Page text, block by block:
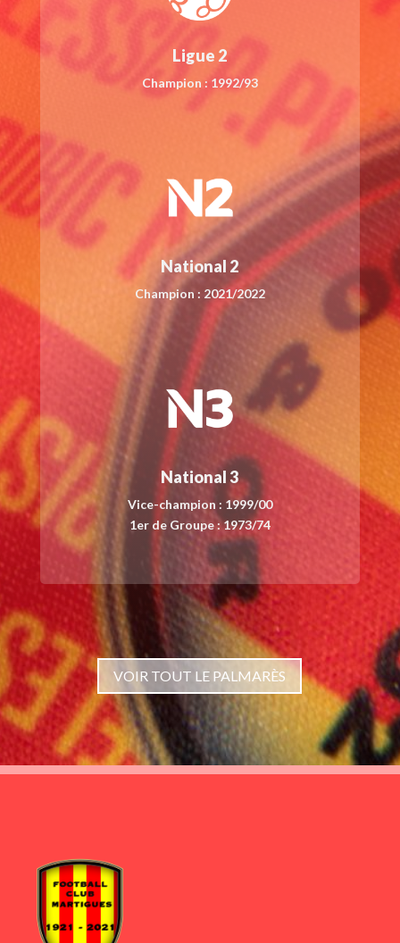
Ligue 2
Champion : 1992/93
National 2
Champion : 2021/2022
National 3
Vice-champion : 1999/00
1er de Groupe : 1973/74
VOIR TOUT LE PALMARÈS